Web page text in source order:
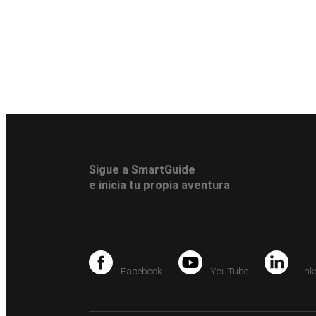
Sigue a SmartGuide
e inicia tu propia aventura
Facebook YouTube